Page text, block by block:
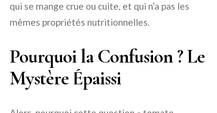
qui se mange crue ou cuite, et qui n’a pas les
mêmes propriétés nutritionnelles.
Pourquoi la Confusion ? Le
Mystère Épaissi